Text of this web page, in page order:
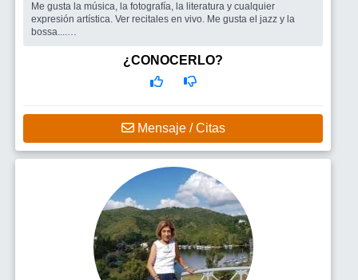
Me gusta la música, la fotografía, la literatura y cualquier
expresión artística. Ver recitales en vivo. Me gusta el jazz y la
bossa....
compartir lindos momentos.¿CONOCERLO?
Mensaje / Citas